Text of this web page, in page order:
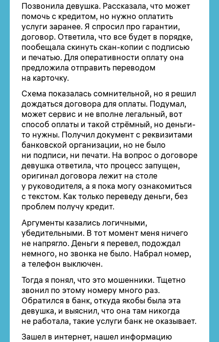
Позвонила девушка. Рассказала, что может
помочь с кредитом, но нужно оплатить
услуги заранее. Я спросил про гарантии,
договор. Ответила, что все будет в порядке,
пообещала скинуть скан-копии с подписью
и печатью. Для оперативности оплату она
предложила отправить переводом
на карточку.
Схема показалась сомнительной, но я решил
дождаться договора для оплаты. Подумал,
может сервис и не вполне легальный, вот
способ оплаты и такой стрёмный, но деньги-
то нужны. Получил документ c реквизитами
банковской организации, но не было
ни подписи, ни печати. На вопрос о договоре
девушка ответила, что процесс запущен,
оригинал договора лежит на столе
у руководителя, а я пока могу ознакомиться
с текстом. Как только переведу деньги, без
проблем получу кредит.
Аргументы казались логичными,
убедительными. В тот момент меня ничего
не напрягло. Деньги я перевел, подождал
немного, но звонка не было. Набрал номер,
а телефон выключен.
Тогда я понял, что это мошенники. Тщетно
звонил по этому номеру много раз.
Обратился в банк, откуда якобы была эта
девушка, и выяснил, что она там никогда
не работала, такие услуги банк не оказывает.
Зашел в интернет, нашел информацию